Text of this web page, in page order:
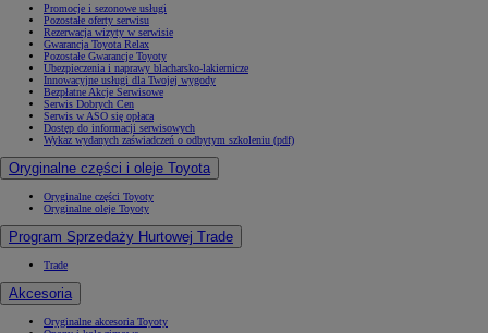
Promocje i sezonowe usługi
Pozostałe oferty serwisu
Rezerwacja wizyty w serwisie
Gwarancja Toyota Relax
Pozostałe Gwarancje Toyoty
Ubezpieczenia i naprawy blacharsko-lakiernicze
Innowacyjne usługi dla Twojej wygody
Bezpłatne Akcje Serwisowe
Serwis Dobrych Cen
Serwis w ASO się opłaca
Dostęp do informacji serwisowych
Wykaz wydanych zaświadczeń o odbytym szkoleniu (pdf)
Oryginalne części i oleje Toyota
Oryginalne części Toyoty
Oryginalne oleje Toyoty
Program Sprzedaży Hurtowej Trade
Trade
Akcesoria
Oryginalne akcesoria Toyoty